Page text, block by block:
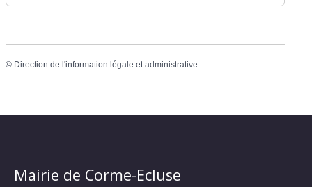
© Direction de l'information légale et administrative
Mairie de Corme-Ecluse